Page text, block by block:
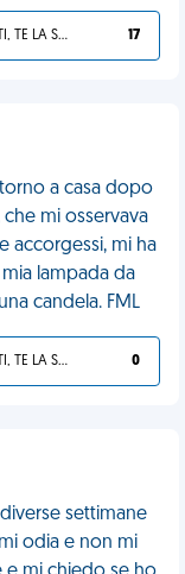
SVEGLIATI, TE LA SEI CERCATA! 17
a casa dopo
mi osservava
accorgessi, mi ha
lampada da
candela. FML
SVEGLIATI, TE LA SEI CERCATA! 0
settimane
odia e non mi